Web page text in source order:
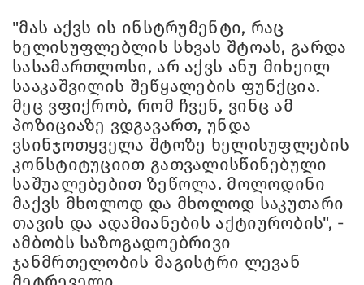
"მას აქვს ის ინსტრუმენტი, რაც
ხელისუფლებლის სხვას შტოას, გარდა
სასამართლოსი, არ აქვს ანუ მიხეილ
სააკაშვილის შეწყალების ფუნქცია.
მეც ვფიქრობ, რომ ჩვენ, ვინც ამ
პოზიციაზე ვდგავართ, უნდა
ვსინჯოთყველა შტოზე ხელისუფლების
კონსტიტუციით გათვალისწინებული
საშუალებებით ზეწოლა. მოლოდინი
მაქვს მხოლოდ და მხოლოდ საკუთარი
თავის და ადამიანების აქტიურობის", -
ამბობს საზოგადოებრივი
ჯანმრთელობის მაგისტრი ლევან